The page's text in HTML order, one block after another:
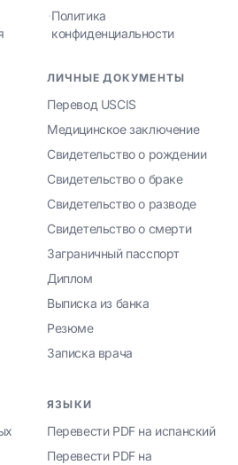
·Политика
конфиденциальности
ЛИЧНЫЕ ДОКУМЕНТЫ
Перевод USCIS
Медицинское заключение
Свидетельство о рождении
Свидетельство о браке
Свидетельство о разводе
Свидетельство о смерти
Заграничный пасспорт
Диплом
Выписка из банка
Резюме
Записка врача
ЯЗЫКИ
Перевести PDF на испанский
Перевести PDF на